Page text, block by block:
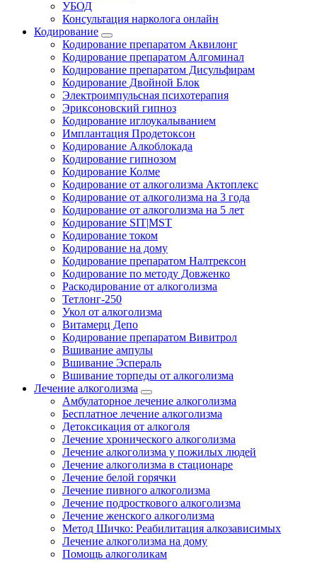
УБОД
Консультация нарколога онлайн
Кодирование
Кодирование препаратом Аквилонг
Кодирование препаратом Алгоминал
Кодирование препаратом Дисульфирам
Кодирование Двойной Блок
Электроимпульсная психотерапия
Эриксоновский гипноз
Кодирование иглоукалыванием
Имплантация Продетоксон
Кодирование Алкоблокада
Кодирование гипнозом
Кодирование Колме
Кодирование от алкоголизма Актоплекс
Кодирование от алкоголизма на 3 года
Кодирование от алкоголизма на 5 лет
Кодирование SIT|MST
Кодирование током
Кодирование на дому
Кодирование препаратом Налтрексон
Кодирование по методу Довженко
Раскодирование от алкоголизма
Тетлонг-250
Укол от алкоголизма
Витамерц Депо
Кодирование препаратом Вивитрол
Вшивание ампулы
Вшивание Эспераль
Вшивание торпеды от алкоголизма
Лечение алкоголизма
Амбулаторное лечение алкоголизма
Бесплатное лечение алкоголизма
Детоксикация от алкоголя
Лечение хронического алкоголизма
Лечение алкоголизма у пожилых людей
Лечение алкоголизма в стационаре
Лечение белой горячки
Лечение пивного алкоголизма
Лечение подросткового алкоголизма
Лечение женского алкоголизма
Метод Шичко: Реабилитация алкозависимых
Лечение алкоголизма на дому
Помощь алкоголикам